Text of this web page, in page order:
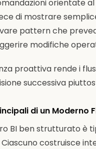
orientate al
di mostrare
pattern che
modifiche
proattiva rende i
successiva
di un Moderno
BI ben strutturato è
costruisce